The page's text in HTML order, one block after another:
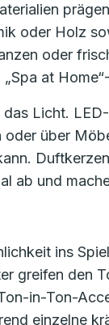
oder Holz
oder
at
Licht.
über
ab und
ins
greifen den
in-Ton-
einzelne